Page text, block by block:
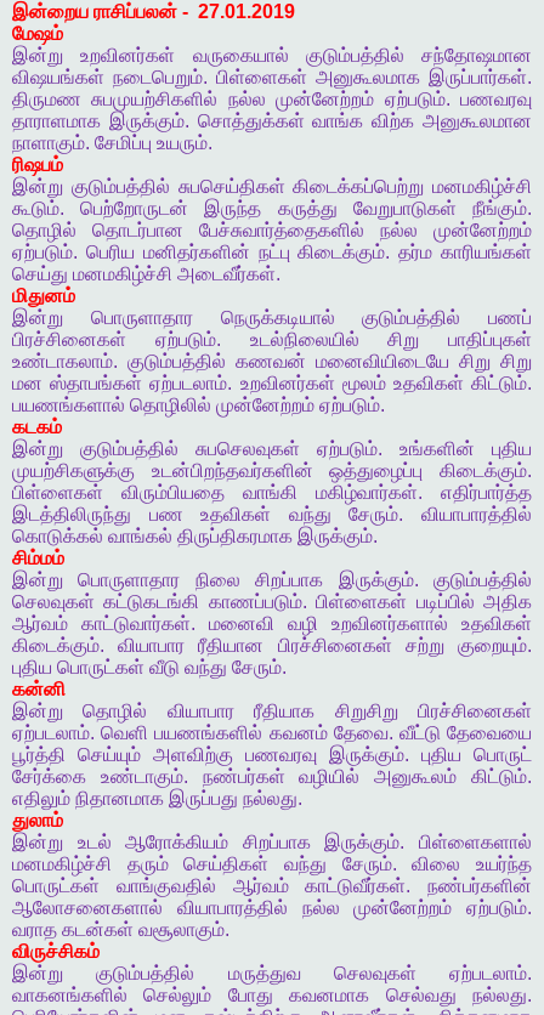
இன்றைய ராசிப்பலன் - 27.01.2019
மேஷம்
இன்று
உறவினர்கள் வருகையால் குடும்பத்தில்
சந்தோஷமான
விஷயங்கள் நடைபெறும். பிள்ளைகள் அனுகூலமாக இருப்பார்கள்.
திருமண சுபமுயற்சிகளில் நல்ல முன்னேற்றம் ஏற்படும்.பணவரவு
தாராளமாக இருக்கும். சொத்துக்கள் வாங்க விற்க அனுகூலமான
நாளாகும். சேமிப்பு உயரும்.
ரிஷபம்
இன்று குடும்பத்தில் சுபசெய்திகள் கிடைக்கப்பெற்று மனமகிழ்ச்சி
கூடும்.பெற்றோருடன் இருந்த கருத்து வேறுபாடுகள் நீங்கும்.
தொழில்
தொடர்பான பேச்சுவார்த்தைகளில் நல்ல
முன்னேற்றம்
ஏற்படும். பெரிய மனிதர்களின் நட்பு கிடைக்கும்.தர்ம காரியங்கள்
செய்து மனமகிழ்ச்சி அடைவீர்கள்.
மிதுனம்
இன்று
பொருளாதார நெருக்கடியால் குடும்பத்தில்
பணப்
பிரச்சினைகள்
ஏற்படும். உடல்நிலையில் சிறு
பாதிப்புகள்
உண்டாகலாம். குடும்பத்தில் கணவன் மனைவியிடையே சிறு சிறு
மன ஸ்தாபங்கள் ஏற்படலாம். உறவினர்கள் மூலம் உதவிகள் கிட்டும்.
பயணங்களால் தொழிலில் முன்னேற்றம் ஏற்படும்.
கடகம்
இன்று
குடும்பத்தில் சுபசெலவுகள் ஏற்படும். உங்களின்
புதிய
முயற்சிகளுக்கு
உடன்பிறந்தவர்களின் ஒத்துழைப்பு கிடைக்கும்.
பிள்ளைகள்
விரும்பியதை வாங்கி மகிழ்வார்கள். எதிர்பார்த்த
இடத்திலிருந்து
பண உதவிகள் வந்து சேரும்.வியாபாரத்தில்
கொடுக்கல் வாங்கல் திருப்திகரமாக இருக்கும்.
சிம்மம்
இன்று
பொருளாதார நிலை சிறப்பாக இருக்கும்.குடும்பத்தில்
செலவுகள் கட்டுகடங்கி காணப்படும்.பிள்ளைகள் படிப்பில் அதிக
ஆர்வம்
காட்டுவார்கள். மனைவி வழி உறவினர்களால்
உதவிகள்
கிடைக்கும்.வியாபார ரீதியான பிரச்சினைகள் சற்று குறையும்.
புதிய பொருட்கள் வீடு வந்து சேரும்.
கன்னி
இன்று
தொழில் வியாபார ரீதியாக சிறுசிறு
பிரச்சினைகள்
ஏற்படலாம்.வெளி பயணங்களில் கவனம் தேவை. வீட்டு தேவையை
பூர்த்தி
செய்யும் அளவிற்கு பணவரவு இருக்கும். புதிய
பொருட்
சேர்க்கை
உண்டாகும். நண்பர்கள் வழியில் அனுகூலம் கிட்டும்.
எதிலும் நிதானமாக இருப்பது நல்லது.
துலாம்
இன்று
உடல் ஆரோக்கியம் சிறப்பாக இருக்கும்.பிள்ளைகளால்
மனமகிழ்ச்சி
தரும் செய்திகள் வந்து சேரும்.விலை
உயர்ந்த
பொருட்கள்
வாங்குவதில் ஆர்வம் காட்டுவீர்கள். நண்பர்களின்
ஆலோசனைகளால்
வியாபாரத்தில் நல்ல முன்னேற்றம் ஏற்படும்.
வராத கடன்கள் வசூலாகும்.
விருச்சிகம்
இன்று
குடும்பத்தில் மருத்துவ செலவுகள் ஏற்படலாம்.
வாகனங்களில்
செல்லும் போது கவனமாக செல்வது நல்லது.